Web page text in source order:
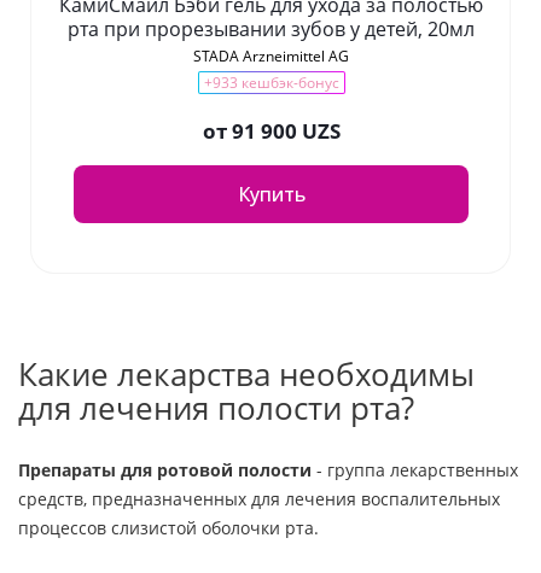
рта при прорезывании зубов у детей, 20мл
STADA Arzneimittel AG
+933 кешбэк-бонус
от91 900 UZS
Купить
Какие лекарства необходимы
для лечения полости рта?
Препараты для ротовой полости - группа лекарственных
средств, предназначенных для лечения воспалительных
процессов слизистой оболочки рта.